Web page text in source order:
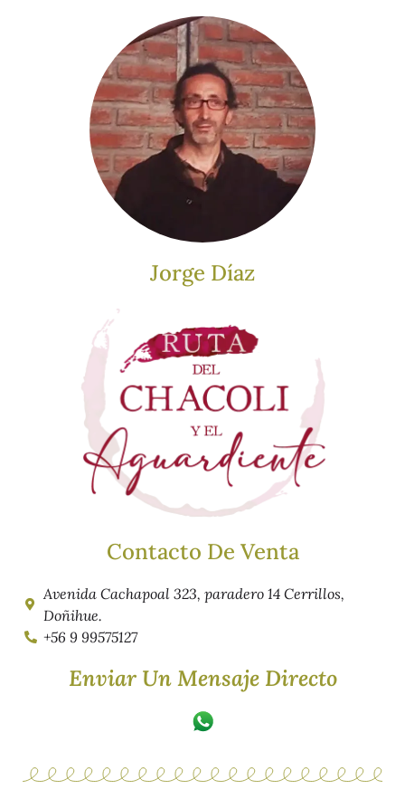
Jorge Díaz
Contacto De Venta
Avenida Cachapoal 323, paradero 14 Cerrillos,
Doñihue.
+56 9 99575127
Enviar Un Mensaje Directo